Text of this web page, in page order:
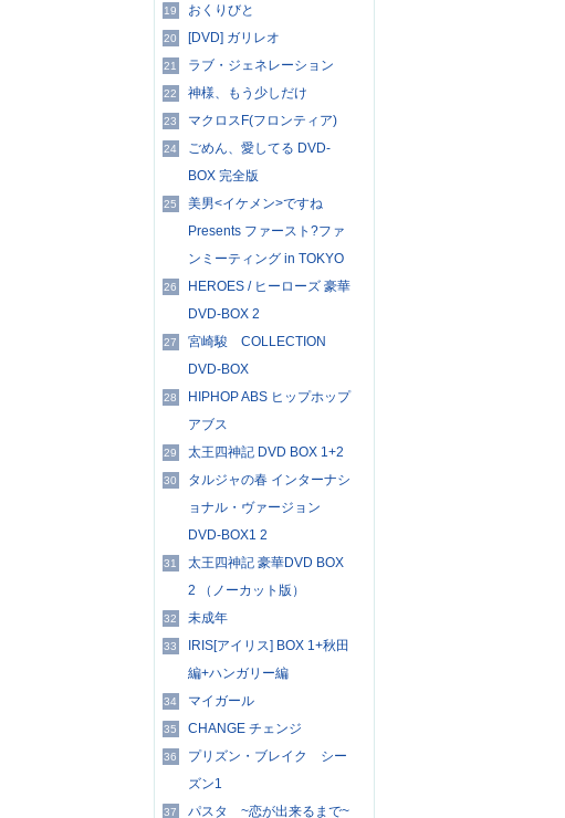
19 おくりびと
20 [DVD] ガリレオ
21 ラブ・ジェネレーション
22 神様、もう少しだけ
23 マクロスF(フロンティア)
24
ごめん、愛してる DVD-
BOX 完全版
25
美男<イケメン>ですね
Presents ファースト?ファ
ンミーティング in TOKYO
26
HEROES / ヒーローズ 豪華
DVD-BOX 2
27
宮崎駿 COLLECTION
DVD-BOX
28
HIPHOP ABS ヒップホップ
アブス
29 太王四神記 DVD BOX 1+2
30
タルジャの春 インターナシ
ョナル・ヴァージョン
DVD-BOX1 2
31
太王四神記 豪華DVD BOX
2 （ノーカット版）
32 未成年
33
IRIS[アイリス] BOX 1+秋田
編+ハンガリー編
34 マイガール
35 CHANGE チェンジ
36
プリズン・ブレイク シー
ズン1
37
パスタ ~恋が出来るまで~